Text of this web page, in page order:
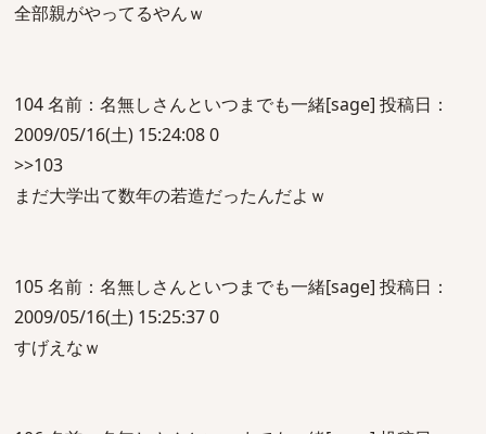
全部親がやってるやんｗ
104 名前：名無しさんといつまでも一緒[sage] 投稿日：
2009/05/16(土) 15:24:08 0
>>103
まだ大学出て数年の若造だったんだよｗ
105 名前：名無しさんといつまでも一緒[sage] 投稿日：
2009/05/16(土) 15:25:37 0
すげえなｗ